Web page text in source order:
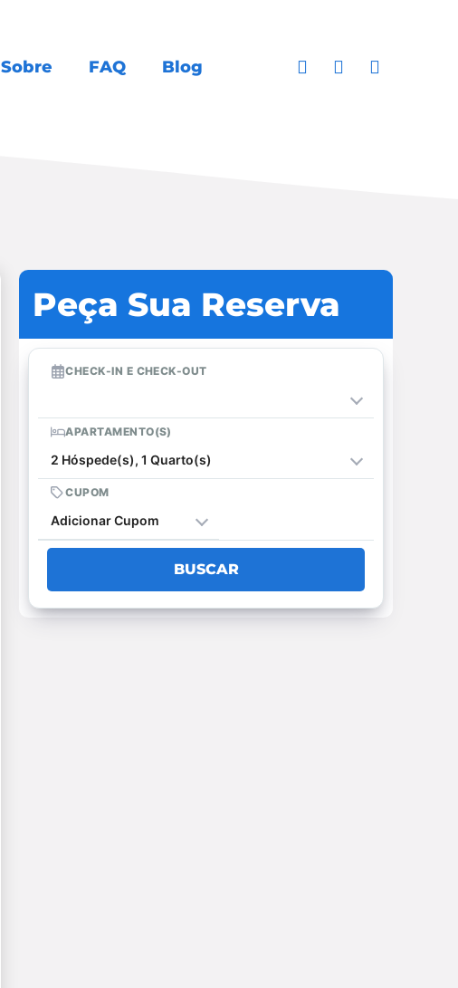
Sobre FAQ Blog
Peça Sua Reserva
CHECK-IN E CHECK-OUT
APARTAMENTO(S)
2 Hóspede(s), 1 Quarto(s)
CUPOM
Adicionar Cupom
BUSCAR